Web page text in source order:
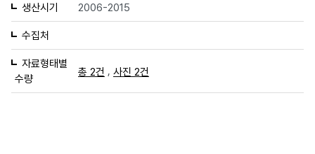
생산시기 2006-2015
수집처
자료형태별
수량
총 2건 , 사진 2건